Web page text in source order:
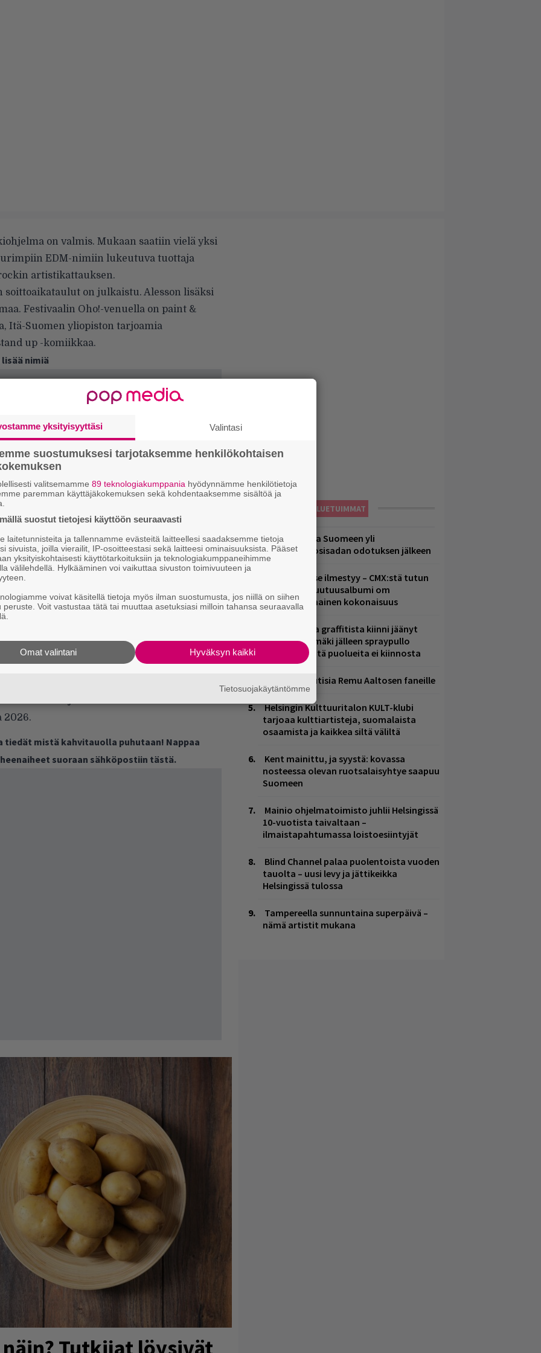
on valmis. Mukaan saatiin vielä yksi
EDM-nimiin lukeutuva tuottaja
artistikattauksen.
on julkaistu. Alesson lisäksi
Festivaalin Oho!-venuella on paint &
Itä-Suomen yliopiston tarjoamia
up -komiikkaa.
nimiä
Suomen sinkkulistalla tehtiin historiaa
aikatauluihin voi tutustua
juhlitaan Joensuun
2026.
tiedät mistä kahvitauolla puhutaan! Nappaa
suoraan sähköpostiin tästä.
LUETUIMMAT
Weezer palaa Suomeen yli
neljännesvuosisadan odotuksen jälkeen
Huomenna se ilmestyy – CMX:stä tutun
A.W. Yrjänän uutuusalbumi om
mammuttimainen kokonaisuus
Laittomasta graffitista kiinni jäänyt
Paavo Arhinmäki jälleen spraypullo
kädessä – näitä puolueita ei kiinnosta
Mainioita uutisia Remu Aaltosen faneille
Helsingin Kulttuuritalon KULT-klubi
tarjoaa kulttiartisteja, suomalaista
osaamista ja kaikkea siltä väliltä
Kent mainittu, ja syystä: kovassa
nosteessa olevan ruotsalaisyhtye saapuu
Suomeen
Mainio ohjelmatoimisto juhlii Helsingissä
10-vuotista taivaltaan –
ilmaistapahtumassa loistoesiintyjät
Blind Channel palaa puolentoista vuoden
tauolta – uusi levy ja jättikeikka
Helsingissä tulossa
Tampereella sunnuntaina superpäivä –
nämä artistit mukana
yksityisyyttäsi Valintasi
suostumuksesi tarjotaksemme henkilökohtaisen
valitsemamme 89 teknologiakumppania hyödynnämme henkilötietoja
paremman käyttäjäkokemuksen sekä kohdentaaksemme sisältöä ja
suostut tietojesi käyttöön seuraavasti
laitetunnisteita ja tallennamme evästeitä laitteellesi saadaksemme tietoja
sivuista, joilla vierailit, IP-osoitteestasi sekä laitteesi ominaisuuksista. Pääset
yksityiskohtaisesti käyttötarkoituksiin ja teknologiakumppaneihimme
välilehdellä. Hylkääminen voi vaikuttaa sivuston toimivuuteen ja
voivat käsitellä tietoja myös ilman suostumusta, jos niillä on siihen
peruste. Voit vastustaa tätä tai muuttaa asetuksiasi milloin tahansa seuraavalla
Hyväksyn kaikki
Omat valintani
Tietosuojakäytäntömme